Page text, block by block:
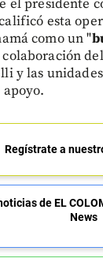
el presidente
esta
como un "
y las
Regístrate a
de EL
News